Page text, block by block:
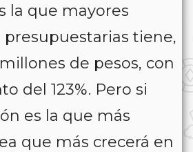
la que mayores
presupuestarias tiene,
de pesos, con
del 123%. Pero si
es la que más
que más crecerá en